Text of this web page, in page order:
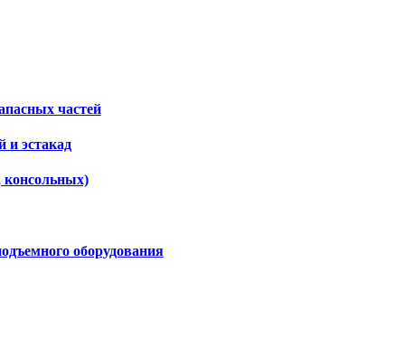
частей
и эстакад
консольных)
оборудования